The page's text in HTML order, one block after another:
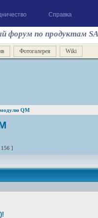
Справка
форум по продуктам
Фотогалерея Wiki
QM
]